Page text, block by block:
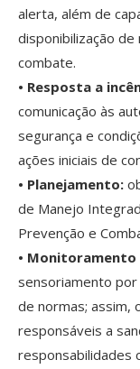
alerta, além de
disponibilização
combate.
• Resposta a
comunicação às
segurança e
ações iniciais de
• Planejamento:
de Manejo
Prevenção e
•
sensoriamento
de normas; assim,
responsáveis a
responsabilidades